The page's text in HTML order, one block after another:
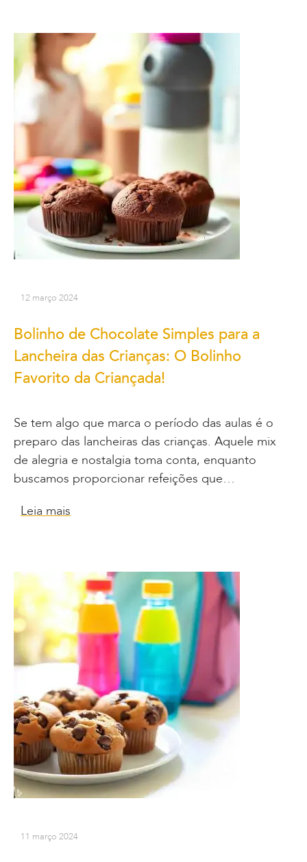
12 março 2024
Bolinho de Chocolate Simples para a
Lancheira das Crianças: O Bolinho
Favorito da Criançada!
Se tem algo que marca o período das aulas é o
preparo das lancheiras das crianças. Aquele mix
de alegria e nostalgia toma conta, enquanto
buscamos proporcionar refeições que…
Leia mais
11 março 2024